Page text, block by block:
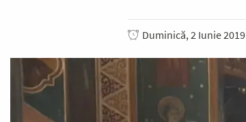
Duminică, 2 Iunie 2019